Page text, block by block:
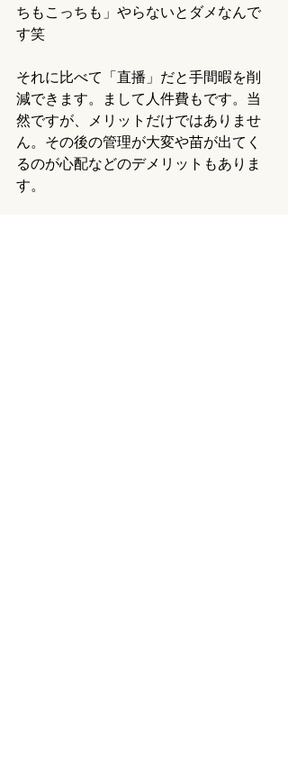
ちもこっちも」やらないとダメなんで
す笑
それに比べて「直播」だと手間暇を削
減できます。まして人件費もです。当
然ですが、メリットだけではありませ
ん。その後の管理が大変や苗が出てく
るのが心配などのデメリットもありま
す。